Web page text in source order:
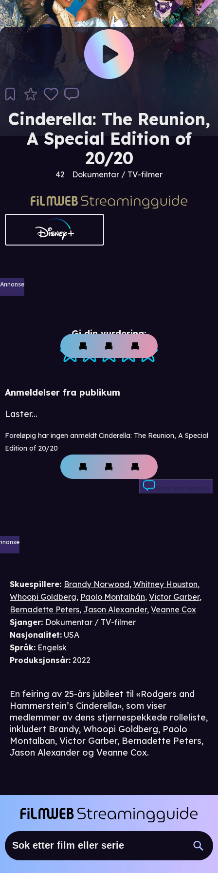
Cinderella: The Reunion,
A Special Edition of
20/20
42 Dokumentar / TV-filmer
Annonse
Gi din vurdering:
Anmeldelser fra publikum
Laster...
Foreløpig har ingen anmeldt Cinderella: The Reunion, A Special
Edition of 20/20
Skriv anmeldelse
Skuespillere: Brandy Norwood, Whitney Houston,
Whoopi Goldberg, Paolo Montalbán, Victor Garber,
Bernadette Peters, Jason Alexander, Veanne Cox
Sjanger: Dokumentar / TV-filmer
Nasjonalitet: USA
Språk: Engelsk
Produksjonsår: 2022
En feiring av 25-års jubileet til «Rodgers and
Hammerstein’s Cinderella», som viser
medlemmer av dens stjernespekkede rolleliste,
inkludert Brandy, Whoopi Goldberg, Paolo
Montalban, Victor Garber, Bernadette Peters,
Jason Alexander og Veanne Cox.